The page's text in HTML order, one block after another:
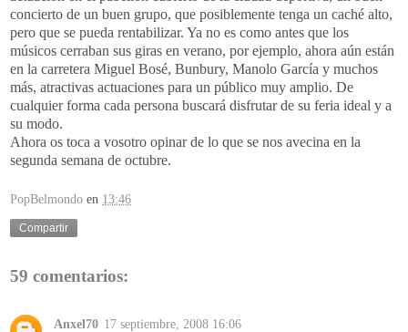
concierto de un buen grupo, que posiblemente tenga un caché alto,
pero que se pueda rentabilizar. Ya no es como antes que los
músicos cerraban sus giras en verano, por ejemplo, ahora aún están
en la carretera Miguel Bosé, Bunbury, Manolo García y muchos
más, atractivas actuaciones para un público muy amplio. De
cualquier forma cada persona buscará disfrutar de su feria ideal y a
su modo.
Ahora os toca a vosotro opinar de lo que se nos avecina en la
segunda semana de octubre.
PopBelmondo en 13:46
Compartir
59 comentarios:
Anxel70 17 septiembre, 2008 16:06